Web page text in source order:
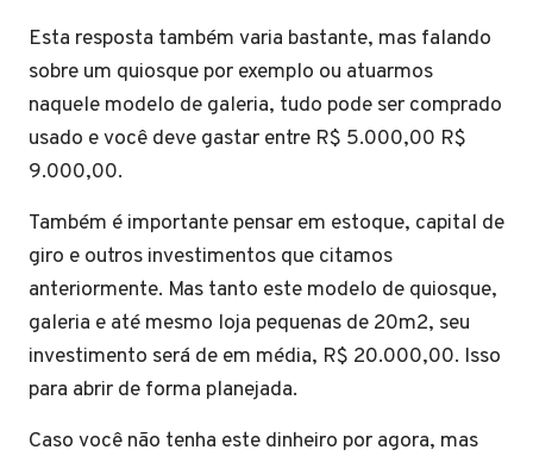
Esta resposta também varia bastante, mas falando
sobre um quiosque por exemplo ou atuarmos
naquele modelo de galeria, tudo pode ser comprado
usado e você deve gastar entre R$ 5.000,00 R$
9.000,00.
Também é importante pensar em estoque, capital de
giro e outros investimentos que citamos
anteriormente. Mas tanto este modelo de quiosque,
galeria e até mesmo loja pequenas de 20m2, seu
investimento será de em média, R$ 20.000,00. Isso
para abrir de forma planejada.
Caso você não tenha este dinheiro por agora, mas